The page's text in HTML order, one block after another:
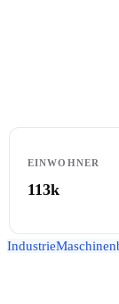
EINWOHNER
113k
Industrie